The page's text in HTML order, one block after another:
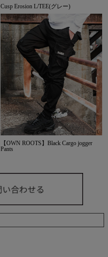
Cusp Erosion L/TEE(グレー)
【OWN ROOTS】Black Cargo jogger
Pants